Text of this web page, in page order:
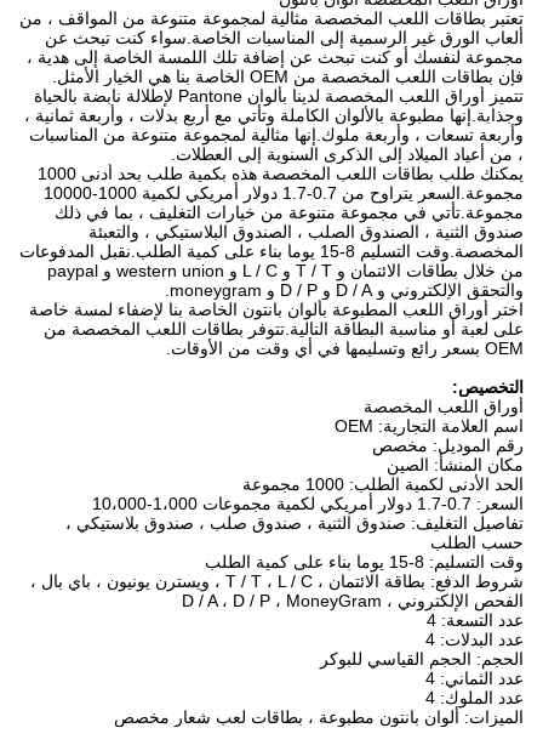
تعتبر بطاقات اللعب المخصصة مثالية لمجموعة متنوعة من المواقف ، من
ألعاب الورق غير الرسمية إلى المناسبات الخاصة.سواء كنت تبحث عن
مجموعة لنفسك أو كنت تبحث عن إضافة تلك اللمسة الخاصة إلى هدية ،
فإن بطاقات اللعب المخصصة من OEM الخاصة بنا هي الخيار الأمثل.
تتميز أوراق اللعب المخصصة لدينا بألوان Pantone لإطلالة نابضة بالحياة
وجذابة.إنها مطبوعة بالألوان الكاملة وتأتي مع أربع بدلات ، وأربعة ثمانية ،
وأربعة تسعات ، وأربعة ملوك.إنها مثالية لمجموعة متنوعة من المناسبات
، من أعياد الميلاد إلى الذكرى السنوية إلى العطلات.
يمكنك طلب بطاقات اللعب المخصصة هذه بكمية طلب بحد أدنى 1000
مجموعة.السعر يتراوح من 0.7-1.7 دولار أمريكي لكمية 1000-10000
مجموعة.تأتي في مجموعة متنوعة من خيارات التغليف ، بما في ذلك
صندوق الثنية ، الصندوق الصلب ، الصندوق البلاستيكي ، والتعبئة
المخصصة.وقت التسليم 8-15 يوما بناء على كمية الطلب.نقبل المدفوعات
من خلال بطاقات الائتمان و T / T و L / C و western union و paypal
والتحقق الإلكتروني و D / A و D / P و moneygram.
اختر أوراق اللعب المطبوعة بألوان بانتون الخاصة بنا لإضفاء لمسة خاصة
على لعبة أو مناسبة البطاقة التالية.تتوفر بطاقات اللعب المخصصة من
OEM بسعر رائع وتسليمها في أي وقت من الأوقات.
التخصيص:
أوراق اللعب المخصصة
اسم العلامة التجارية: OEM
رقم الموديل: مخصص
مكان المنشأ: الصين
الحد الأدنى لكمية الطلب: 1000 مجموعة
السعر: 0.7-1.7 دولار أمريكي لكمية مجموعات 1،000-10،000
تفاصيل التغليف: صندوق الثنية ، صندوق صلب ، صندوق بلاستيكي ،
حسب الطلب
وقت التسليم: 8-15 يوما بناء على كمية الطلب
شروط الدفع: بطاقة الائتمان ، T / T ، L / C ، ويسترن يونيون ، باي بال ،
الفحص الإلكتروني ، D / A ، D / P ، MoneyGram
عدد التسعة: 4
عدد البدلات: 4
الحجم: الحجم القياسي للبوكر
عدد الثماني: 4
عدد الملوك: 4
الميزات: ألوان بانتون مطبوعة ، بطاقات لعب شعار مخصص